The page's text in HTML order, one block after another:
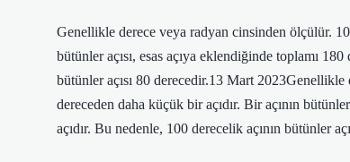
Genellikle derece veya radyan cinsinden ölçülür.
bütünler açısı, esas açıya eklendiğinde toplamı
bütünler açısı 80 derecedir.13 Mart
dereceden daha küçük bir açıdır. Bir açının
açıdır. Bu nedenle, 100 derecelik açının bütünler